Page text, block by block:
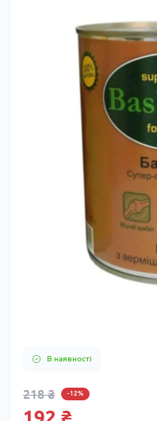
В наявності
218 ₴ -12%